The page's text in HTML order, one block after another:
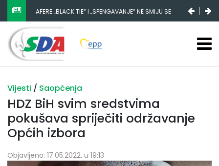
AFERE „BLACK TIE“ I „SPENGAVANJE“ NE SMIJU SE
ZATAŠKATI
Vijesti / Saopćenja
HDZ BiH svim sredstvima
pokušava spriječiti održavanje
Općih izbora
Objavljeno: 17.05.2022. u 19:13